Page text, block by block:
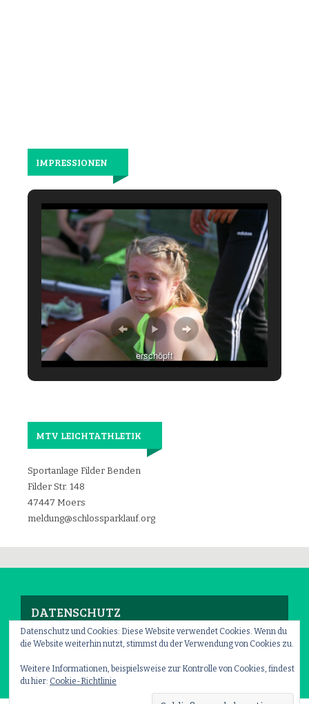
IMPRESSIONEN
erschöpft
MTV LEICHTATHLETIK
Sportanlage Filder Benden
Filder Str. 148
47447 Moers
meldung@schlossparklauf.org
DATENSCHUTZ
Impressum–Datenschutz
Datenschutz und Cookies: Diese Website verwendet Cookies. Wenn du
die Website weiterhin nutzt, stimmst du der Verwendung von Cookies zu.
Weitere Informationen, beispielsweise zur Kontrolle von Cookies, findest
du hier: Cookie-Richtlinie